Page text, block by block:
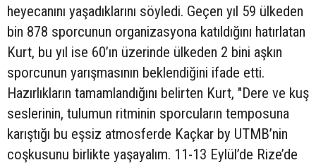
heyecanını yaşadıklarını söyledi. Geçen yıl 59 ülkeden
bin 878 sporcunun organizasyona katıldığını hatırlatan
Kurt, bu yıl ise 60’ın üzerinde ülkeden 2 bini aşkın
sporcunun yarışmasının beklendiğini ifade etti.
Hazırlıkların tamamlandığını belirten Kurt, "Dere ve kuş
seslerinin, tulumun ritminin sporcuların temposuna
karıştığı bu eşsiz atmosferde Kaçkar by UTMB’nin
coşkusunu birlikte yaşayalım. 11-13 Eylül’de Rize’de